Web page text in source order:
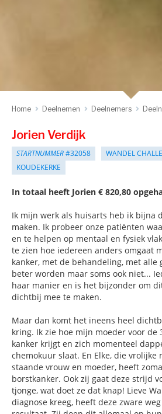
Home Deelnemen Deelnemers
Jorien Verdijk
STARTNUMMER#32058 WANDEL
KOUDEKERKE
In totaal heeft Jorien € 820,80
Ik mijn werk als huisarts heb ik bijna
maken. Ik probeer onze patiënten
en te helpen op mentaal en fysiek
te zien hoe iedereen anders omgaat
kanker, met de behandeling, met alle
beter worden maar soms ook niet...
haar manier en is het bijzonder om
dichtbij mee te maken.
Maar dan komt het ineens heel
kring. Ik zie hoe mijn moeder voor de
kanker krijgt en zich momenteel
chemokuur slaat. En Elke, die
staande vrouw en moeder, heeft
borstkanker. Ook zij gaat deze strijd
tjonge, wat doet ze dat knap! Lieve
diagnose kreeg, heeft deze zware